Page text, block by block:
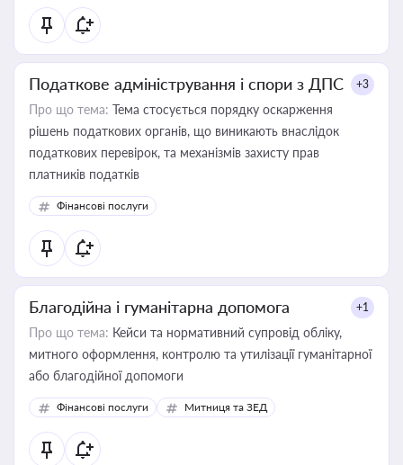
Податкове адміністрування і спори з ДПС +3
Про що тема: Тема стосується порядку оскарження
рішень податкових органів, що виникають внаслідок
податкових перевірок, та механізмів захисту прав
платників податків
Фінансові послуги
Благодійна і гуманітарна допомога +1
Про що тема: Кейси та нормативний супровід обліку,
митного оформлення, контролю та утилізації гуманітарної
або благодійної допомоги
Фінансові послуги Митниця та ЗЕД